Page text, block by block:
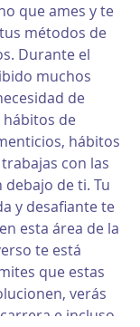
que ames y te
métodos de
Durante el
muchos
de
de
hábitos
con las
de ti. Tu
y desafiante te
esta área de la
te está
que estas
verás
e incluso